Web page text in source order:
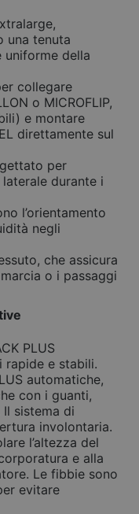
una tenuta
uniforme della
collegare
o MICROFLIP,
e montare
direttamente sul
per
durante i
l’orientamento
negli
che assicura
o i passaggi
PLUS
rapide e stabili.
automatiche,
con i guanti,
sistema di
involontaria.
l’altezza del
e alla
Le fibbie sono
evitare